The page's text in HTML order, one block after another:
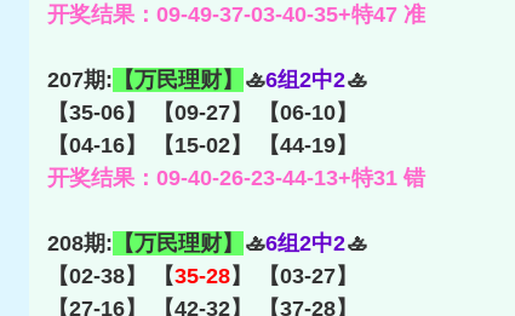
开奖结果：09-49-37-03-40-35+特47 准
207期: 【万民理财】 🚣6组2中2🚣
【35-06】 【09-27】 【06-10】
【04-16】 【15-02】 【44-19】
开奖结果：09-40-26-23-44-13+特31 错
208期: 【万民理财】 🚣6组2中2🚣
【02-38】 【35-28】 【03-27】
【27-16】 【42-32】 【37-28】